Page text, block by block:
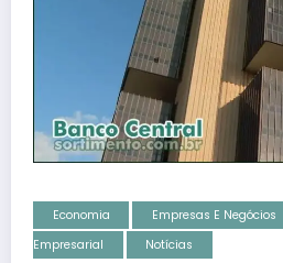
Economia Empresas E Negócios
Empresarial
Notícias